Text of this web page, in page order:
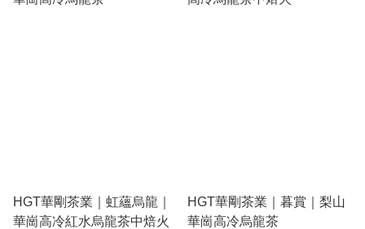
HGT華剛茶業｜虹蘊烏龍｜
華崗高冷紅水烏龍茶中焙火
HGT華剛茶業｜暮賞｜梨山
華崗高冷烏龍茶